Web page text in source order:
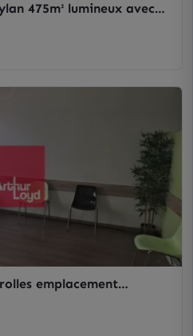
475m² lumineux avec
emplacement
et gare